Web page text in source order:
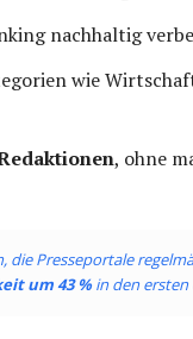
nachhaltig
wie
, ohne
die Presseportale
um 43 % in den